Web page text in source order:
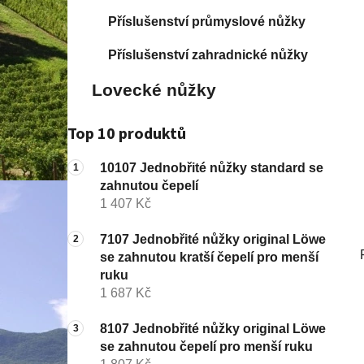
p
a
n
e
l
Příslušenství průmyslové nůžky
Příslušenství zahradnické nůžky
Lovecké nůžky
Top 10 produktů
10107 Jednobřité nůžky standard se
zahnutou čepelí
1 407 Kč
7107 Jednobřité nůžky original Löwe
se zahnutou kratší čepelí pro menší
ruku
1 687 Kč
8107 Jednobřité nůžky original Löwe
se zahnutou čepelí pro menší ruku